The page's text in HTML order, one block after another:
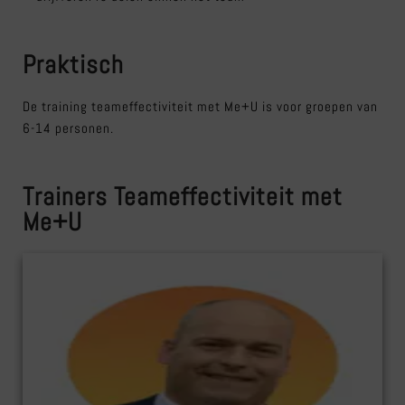
Praktisch
De training teameffectiviteit met Me+U is voor groepen van
6-14 personen.
Trainers Teameffectiviteit met
Me+U